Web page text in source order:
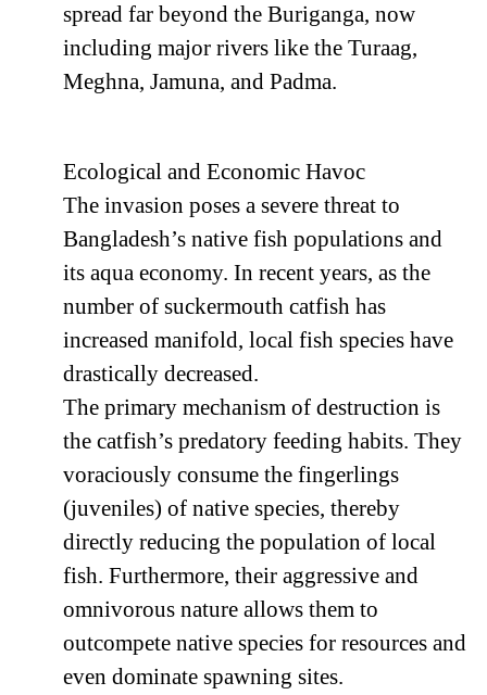
spread far beyond the Buriganga, now
including major rivers like the Turaag,
Meghna, Jamuna, and Padma.
Ecological and Economic Havoc
The invasion poses a severe threat to
Bangladesh’s native fish populations and
its aqua economy. In recent years, as the
number of suckermouth catfish has
increased manifold, local fish species have
drastically decreased.
The primary mechanism of destruction is
the catfish’s predatory feeding habits. They
voraciously consume the fingerlings
(juveniles) of native species, thereby
directly reducing the population of local
fish. Furthermore, their aggressive and
omnivorous nature allows them to
outcompete native species for resources and
even dominate spawning sites.